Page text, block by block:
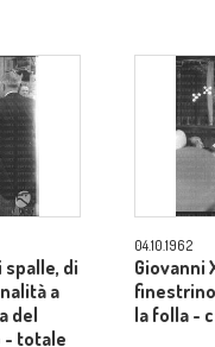
spalle, di
a
del
- totale
04.10.1962
Giovanni
la folla -